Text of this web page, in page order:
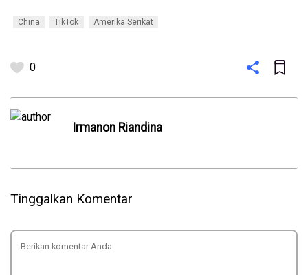
China TikTok Amerika Serikat
0
Irmanon Riandina
Tinggalkan Komentar